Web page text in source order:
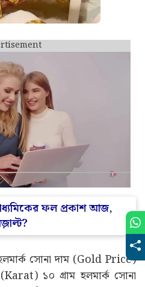
ফল প্রকাশ আজ,
সোনা দাম (Gold Price)
১০ গ্ৰাম হলমার্ক সোনা